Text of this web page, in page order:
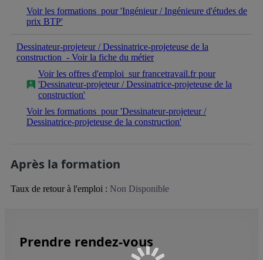
Voir les formations pour 'Ingénieur / Ingénieure d'études de
prix BTP'
Dessinateur-projeteur / Dessinatrice-projeteuse de la
construction - Voir la fiche du métier
Voir les offres d'emploi sur francetravail.fr pour
'Dessinateur-projeteur / Dessinatrice-projeteuse de la
construction'
Voir les formations pour 'Dessinateur-projeteur /
Dessinatrice-projeteuse de la construction'
Après la formation
Taux de retour à l'emploi : Non Disponible
Prendre rendez-vous